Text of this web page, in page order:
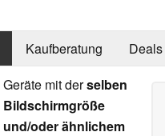
Kaufberatung Deals
Geräte mit derselben
Bildschirmgröße
und/oder ähnlichem